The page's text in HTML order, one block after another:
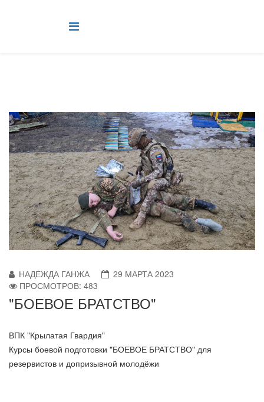
НАДЕЖДА ГАНЖА
29 МАРТА 2023
ПРОСМОТРОВ: 483
"БОЕВОЕ БРАТСТВО"
ВПК "Крылатая Гвардия"
Курсы боевой подготовки "БОЕВОЕ БРАТСТВО" для
резервистов и допризывной молодёжи